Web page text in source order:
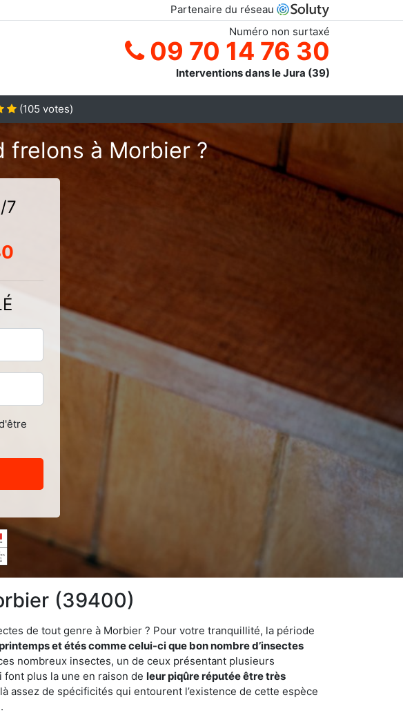
Partenaire du réseau
Numéro non surtaxé
09 70 14 76 30
Interventions dans le Jura (39)
(105 votes)
frelons à Morbier ?
7
(39400)
de tout genre à Morbier ? Pour votre tranquillité, la période
et étés comme celui-ci que bon nombre d’insectes
nombreux insectes, un de ceux présentant plusieurs
plus la une en raison de leur piqûre réputée être très
assez de spécificités qui entourent l’existence de cette espèce